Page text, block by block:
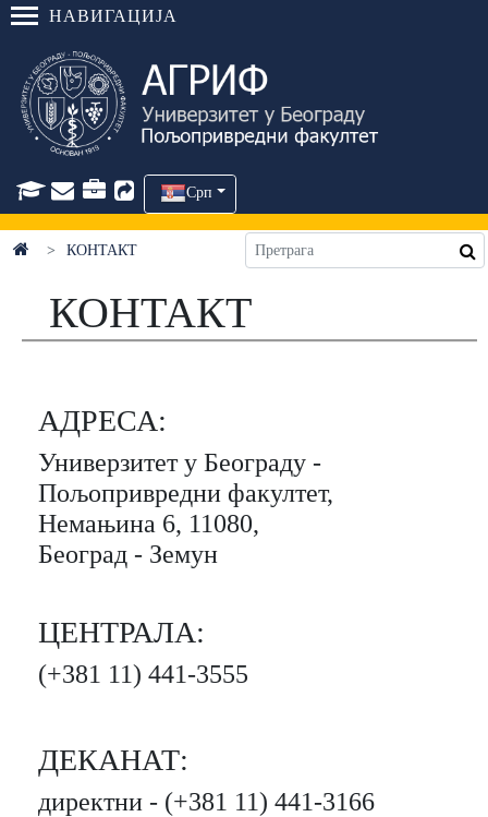
НАВИГАЦИЈА
Срп
КОНТАКТ
КОНТАКТ
АДРЕСА:
Универзитет у Беогрaду -
Пољопривредни фaкултет,
Немaњинa 6, 11080,
Беогрaд - Земун
ЦЕНТРАЛА:
(+381 11) 441-3555
ДЕКАНАТ:
директни - (+381 11) 441-3166